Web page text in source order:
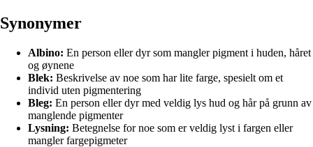
Synonymer
Albino: En person eller dyr som mangler pigment i huden, håret
og øynene
Blek: Beskrivelse av noe som har lite farge, spesielt om et
individ uten pigmentering
Bleg: En person eller dyr med veldig lys hud og hår på grunn av
manglende pigmenter
Lysning: Betegnelse for noe som er veldig lyst i fargen eller
mangler fargepigmeter